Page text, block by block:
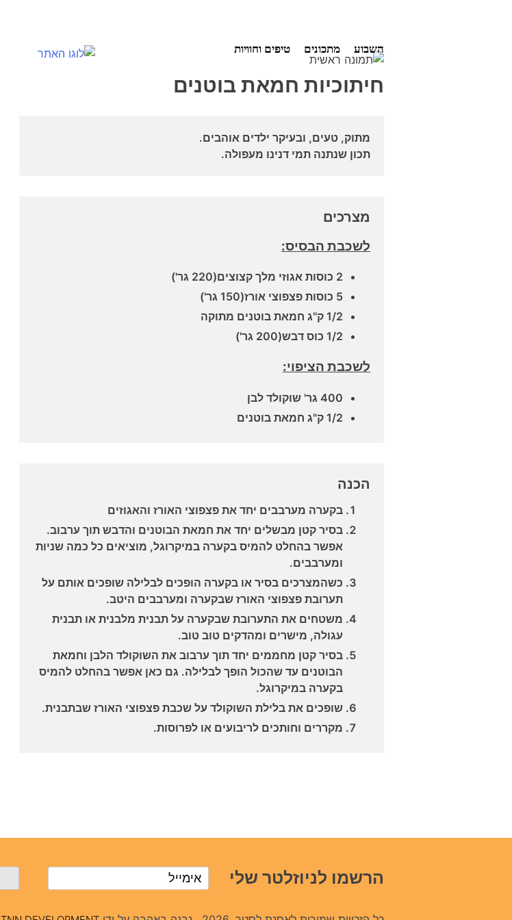
השבוע מתכונים טיפים וחוויות
חיתוכיות חמאת בוטנים
מתוק, טעים, ובעיקר ילדים אוהבים.
תכון שנתנה תמי דנינו מעפולה.
מצרכים
לשכבת הבסיס:
2 כוסות אגוזי מלך קצוצים(220 גר')
5 כוסות פצפוצי אורז(150 גר')
1/2 ק"ג חמאת בוטנים מתוקה
1/2 כוס דבש(200 גר')
לשכבת הציפוי:
400 גר' שוקולד לבן
1/2 ק"ג חמאת בוטנים
הכנה
בקערה מערבבים יחד את פצפוצי האורז והאגוזים
בסיר קטן מבשלים יחד את חמאת הבוטנים והדבש תוך ערבוב.
אפשר בהחלט להמיס בקערה במיקרוגל, מוציאים כל כמה שניות
ומערבבים.
כשהמצרכים בסיר או בקערה הופכים לבלילה שופכים אותם על
תערובת פצפוצי האורז שבקערה ומערבבים היטב.
משטחים את התערובת שבקערה על תבנית מלבנית או תבנית
עגולה, מישרים ומהדקים טוב טוב.
בסיר קטן מחממים יחד תוך ערבוב את השוקולד הלבן וחמאת
הבוטנים עד שהכול הופך לבלילה. גם כאן אפשר בהחלט להמיס
בקערה במיקרוגל.
שופכים את בלילת השוקולד על שכבת פצפוצי האורז שבתבנית.
מקררים וחותכים לריבועים או לפרוסות.
הרשמו לניוזלטר שלי